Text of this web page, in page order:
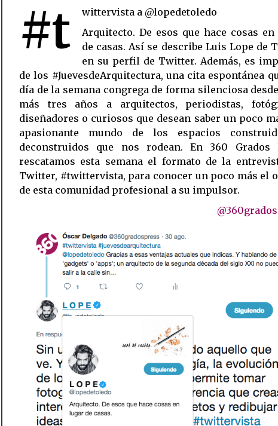
#t
wittervista a @lopedetoledo
Arquitecto. De esos que hace cosas
de casas. Así se describe Luis Lope de
en su perfil de Twitter. Además, es
de los #JuevesdeArquitectura, una cita espontánea
día de la semana congrega de forma silenciosa
más tres años a arquitectos, periodistas,
diseñadores o curiosos que desean saber un poco
apasionante mundo de los espacios
deconstruidos que nos rodean. En 360 Grados
rescatamos esta semana el formato de la
Twitter, #twittervista, para conocer un poco más el
de esta comunidad profesional a su impulsor.